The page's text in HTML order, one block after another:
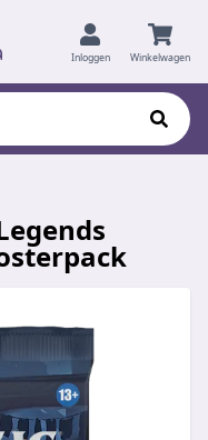
Inloggen Winkelwagen